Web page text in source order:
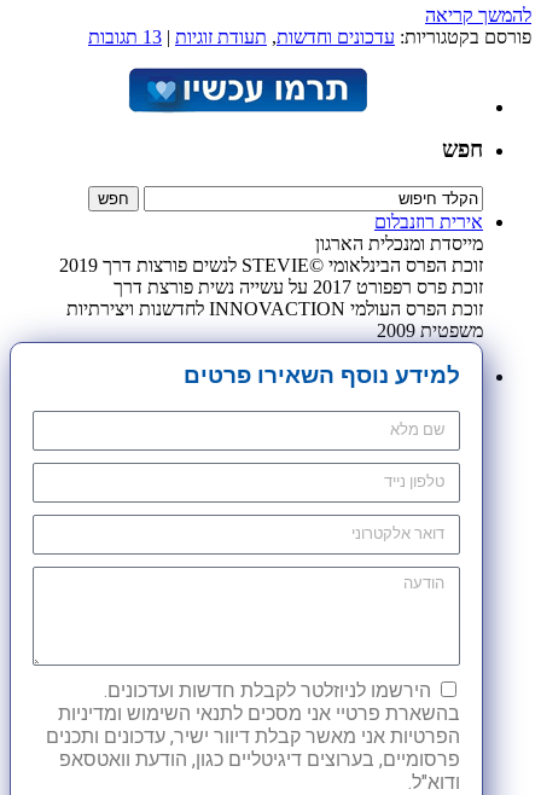
להמשך קריאה
פורסם בקטגוריות: עדכונים וחדשות, תעודת זוגיות | 13 תגובות
חפש
אירית רוזנבלום
מייסדת ומנכלית הארגון
זוכת הפרס הבינלאומי ©STEVIE לנשים פורצות דרך 2019
זוכת פרס רפפורט 2017 על עשייה נשית פורצת דרך
זוכת הפרס העולמי INNOVACTION לחדשנות ויצירתיות
משפטית 2009
למידע נוסף השאירו פרטים
הירשמו לניוזלטר לקבלת חדשות ועדכונים.
בהשארת פרטיי אני מסכים לתנאי השימוש ומדיניות
הפרטיות אני מאשר קבלת דיוור ישיר, עדכונים ותכנים
פרסומיים, בערוצים דיגיטליים כגון, הודעת וואטסאפ
ודוא"ל.